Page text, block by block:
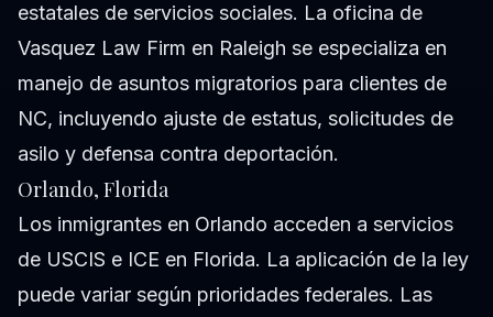
estatales de servicios sociales. La oficina de
Vasquez Law Firm en Raleigh se especializa en
manejo de asuntos migratorios para clientes de
NC, incluyendo ajuste de estatus, solicitudes de
asilo y defensa contra deportación.
Orlando, Florida
Los inmigrantes en Orlando acceden a servicios
de USCIS e ICE en Florida. La aplicación de la ley
puede variar según prioridades federales. Las